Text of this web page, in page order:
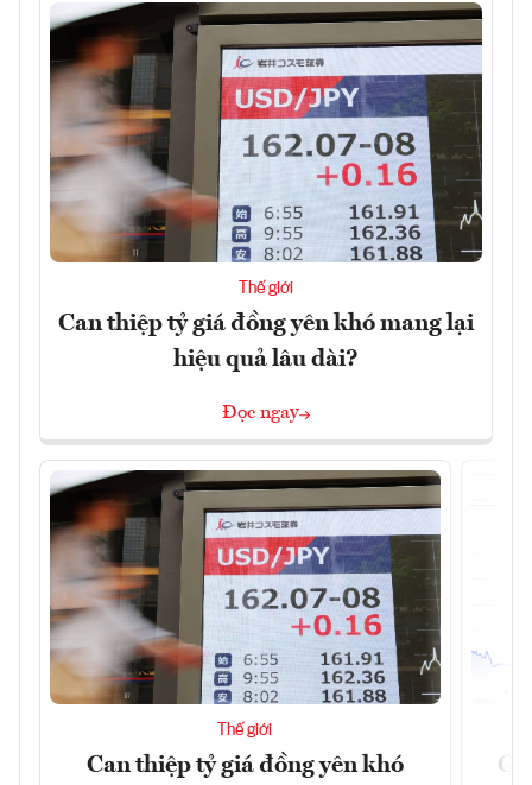
Thế giới
Can thiệp tỷ giá đồng yên khó mang lại
hiệu quả lâu dài?
Đọc ngay
Thế giới
Can thiệp tỷ giá đồng yên khó